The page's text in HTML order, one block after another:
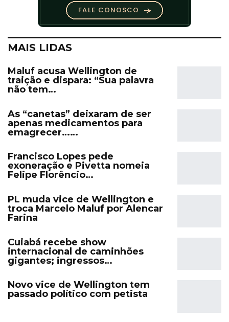
MAIS LIDAS
Maluf acusa Wellington de
traição e dispara: “Sua palavra
não tem…
As “canetas” deixaram de ser
apenas medicamentos para
emagrecer……
Francisco Lopes pede
exoneração e Pivetta nomeia
Felipe Florêncio…
PL muda vice de Wellington e
troca Marcelo Maluf por Alencar
Farina
Cuiabá recebe show
internacional de caminhões
gigantes; ingressos…
Novo vice de Wellington tem
passado político com petista